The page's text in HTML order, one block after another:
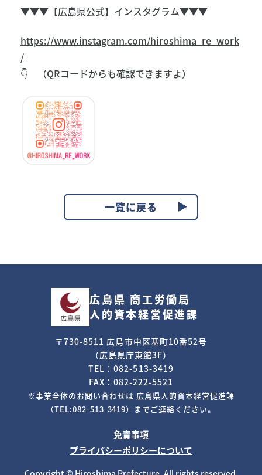
▼▼▼【広島県公式】インスタグラム▼▼▼
https://www.instagram.com/hiroshima_re_work
/
👇 （QRコードからも確認できますよ）
一覧に戻る
広島県 商工労働局
人的資本経営促進課
〒730-8511 広島市中区基町10番52号
（広島県庁東館3F）
TEL：082-513-3419
FAX：082-222-5521
※事業全体のお問い合わせは 広島県人的資本経営促進課
（TEL:082-513-3419）までご連絡ください。
免責事項
プライバシーポリシーについて